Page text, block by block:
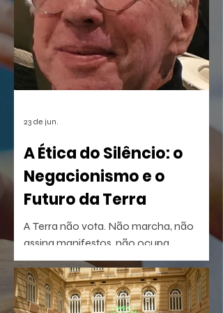
musical infantil A Borboleta Sem Asas e
a homenagem nortista
A Ética do Silêncio: o
Negacionismo e o
Futuro da Terra
A Terra não vota. Não marcha, não
assina manifestos, não ocupa
palanques. Talvez por isso seja tão fácil
esquecê-la.
23 de jun.